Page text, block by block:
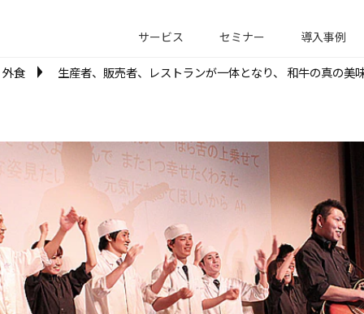
サービス セミナー 導入事例
外食 生産者、販売者、レストランが一体となり、 和牛の真の美